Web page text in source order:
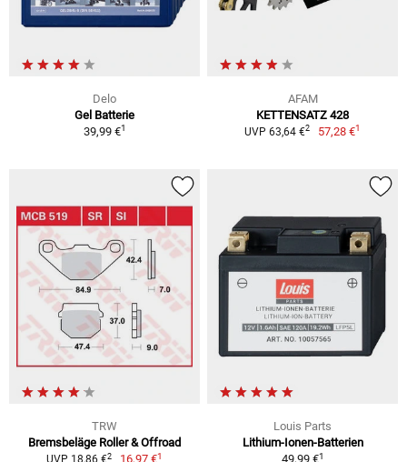
Delo
Gel Batterie
39,99 €1
AFAM
KETTENSATZ 428
UVP 63,64 €2 57,28 €1
TRW
Bremsbeläge Roller & Offroad
2 16,97 €1
Louis Parts
Lithium-Ionen-Batterien
49,99 €1